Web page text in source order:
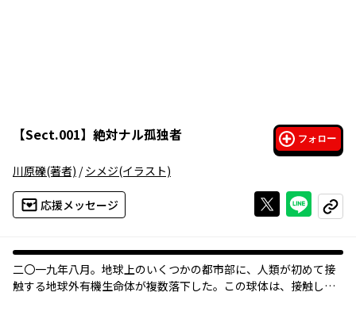
【Sect.001】 絶対ナル孤独者 フォロー
川原礫(著者) /シメジ(イラスト)
応援メッセージ Xで投稿する
ライン
コピー
二〇一九年八月。地球上のいくつかの都市部に、人類が初めて接
触する地球外有機生命体が複数落下した。この球体は、接触した